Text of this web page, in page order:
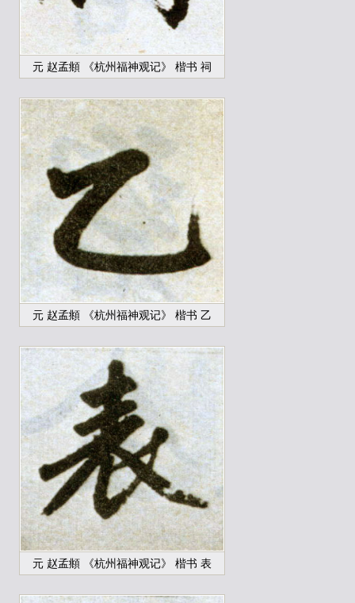
元 赵孟頫 《杭州福神观记》 楷书 祠
元 赵孟頫 《杭州福神观记》 楷书 乙
元 赵孟頫 《杭州福神观记》 楷书 表